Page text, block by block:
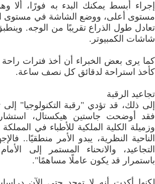
إجراء أبسط يمكنك البدء به فورًا، ألا
مستوى أعلى، ووضع الشاشة في مستوى
تعادل طول الذراع تقريبًا من الوجه.
شاشات الكمبيوتر.
كما يرى بعض الخبراء أن أخذ فترات
كأخذ استراحة لدقائق كل نصف ساعة.
تجاعيد الرقبة
إلى ذلك، قد تؤدي "رقبة التكنولوجيا"
فقد أوضحت جاستين هيكستال،
وزميلة الكلية الملكية للأطباء في
الناحية النظرية، يبدو الأمر منطقيًا..
التجاعيد، والانحناء المستمر إلى
باستمرار قد يكون عاملًا مساهمًا".